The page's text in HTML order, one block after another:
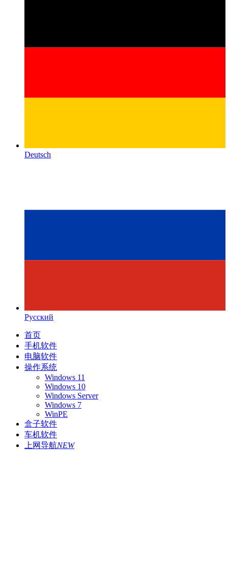
Deutsch
Русский
首页
手机软件
电脑软件
操作系统
Windows 11
Windows 10
Windows Server
Windows 7
WinPE
盒子软件
车机软件
上网导航NEW